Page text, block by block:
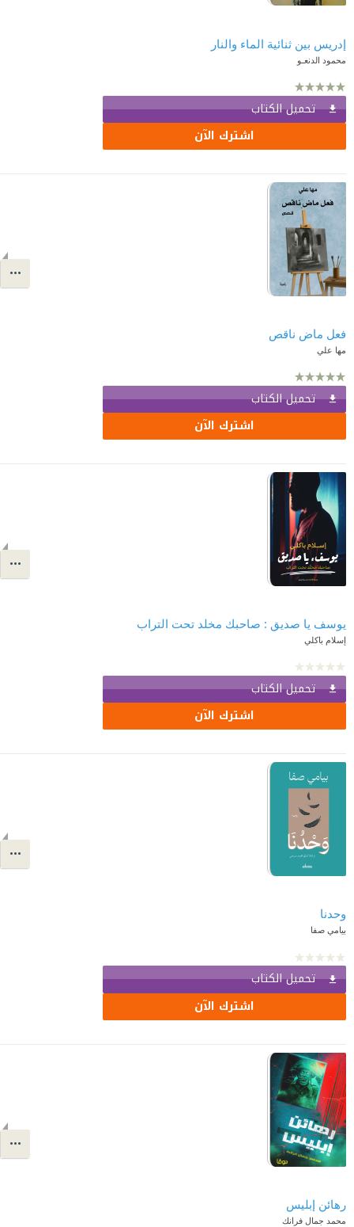
إدريس بين ثنائية الماء والنار
محمود الدنعـو
تحميل الكتاب
اشترك الآن
فعل ماض ناقص
مها علي
تحميل الكتاب
اشترك الآن
يوسف يا صديق : صاحبك مخلد تحت التراب
إسلام باكلي
تحميل الكتاب
اشترك الآن
وحدنا
بيامي صفا
تحميل الكتاب
اشترك الآن
محمد جمال فرانك